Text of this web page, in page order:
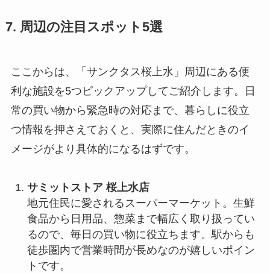
7. 周辺の注目スポット5選
ここからは、「サンクタス桜上水」周辺にある便
利な施設を5つピックアップしてご紹介します。日
常の買い物から緊急時の対応まで、暮らしに役立
つ情報を押さえておくと、実際に住んだときのイ
メージがより具体的になるはずです。
サミットストア 桜上水店
地元住民に愛されるスーパーマーケット。生鮮
食品から日用品、惣菜まで幅広く取り扱ってい
るので、毎日の買い物に役立ちます。駅からも
徒歩圏内で営業時間が長めなのが嬉しいポイン
トです。